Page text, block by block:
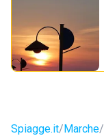
Spiagge.it Marche